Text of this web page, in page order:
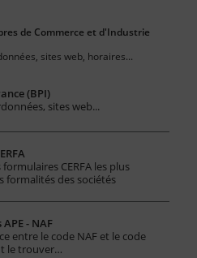
de Commerce et d'Industrie
sites web, horaires...
(BPI)
sites web...
CERFA les plus
formalités des sociétés
- NAF
entre le code NAF et le code
le trouver…